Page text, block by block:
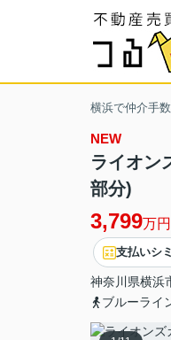
横浜で仲介手
NEW
ライオン
部分)
3,799万円
支払いシ
神奈川県横浜
ブルーライ